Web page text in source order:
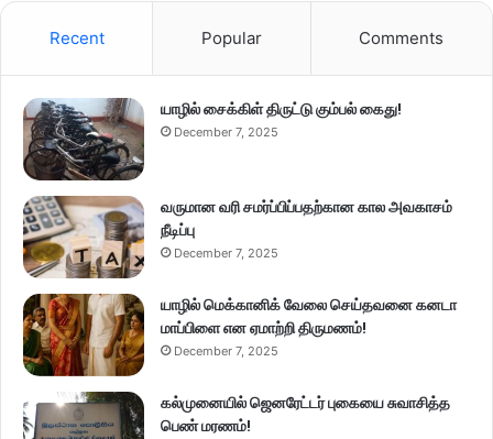
Recent Popular Comments
யாழில் சைக்கிள் திருட்டு கும்பல் கைது!
December 7, 2025
வருமான வரி சமர்ப்பிப்பதற்கான கால அவகாசம்
நீடிப்பு
December 7, 2025
யாழில் மெக்கானிக் வேலை செய்தவனை கனடா
மாப்பிளை என ஏமாற்றி திருமணம்!
December 7, 2025
கல்முனையில் ஜெனரேட்டர் புகையை சுவாசித்த
பெண் மரணம்!